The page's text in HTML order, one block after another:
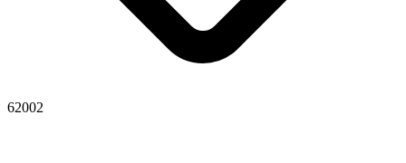
62002